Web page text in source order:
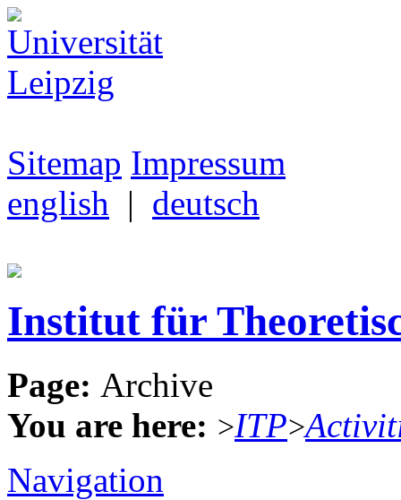
Sitemap Impressum
english | deutsch
Institut für
Page: Archive
You are here: >ITP>
Navigation